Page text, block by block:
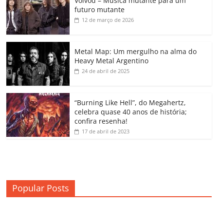
e
b
o
o
k
er s
A
p
e
dI
gl
e
a
ss
o
m
y
k
p
h
futuro mutante
12 de março de 2026
Metal Map: Um mergulho na alma do
Heavy Metal Argentino
24 de abril de 2025
“Burning Like Hell”, do Megahertz,
celebra quase 40 anos de história;
confira resenha!
17 de abril de 2023
Popular Posts